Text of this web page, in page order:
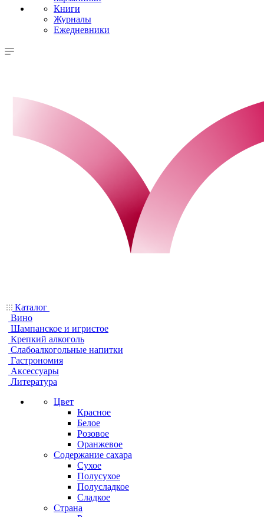
Книги
Журналы
Ежедневники
Каталог
Вино
Шампанское и игристое
Крепкий алкоголь
Слабоалкогольные напитки
Гастрономия
Аксессуары
Литература
Цвет
Красное
Белое
Розовое
Оранжевое
Содержание сахара
Сухое
Полусухое
Полусладкое
Сладкое
Страна